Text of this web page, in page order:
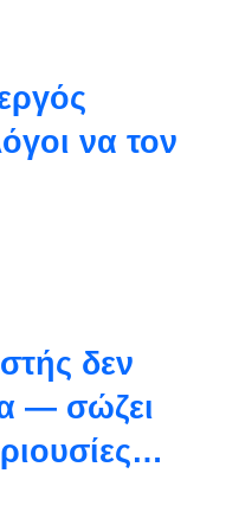
να τον
δεν
— σώζει